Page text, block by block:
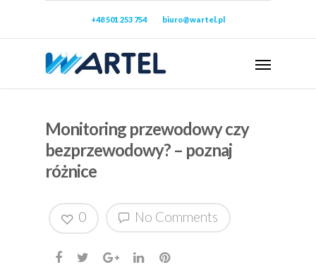
+48 501 253 754 biuro@wartel.pl
Monitoring przewodowy czy
bezprzewodowy? – poznaj
różnice
No Comments
0